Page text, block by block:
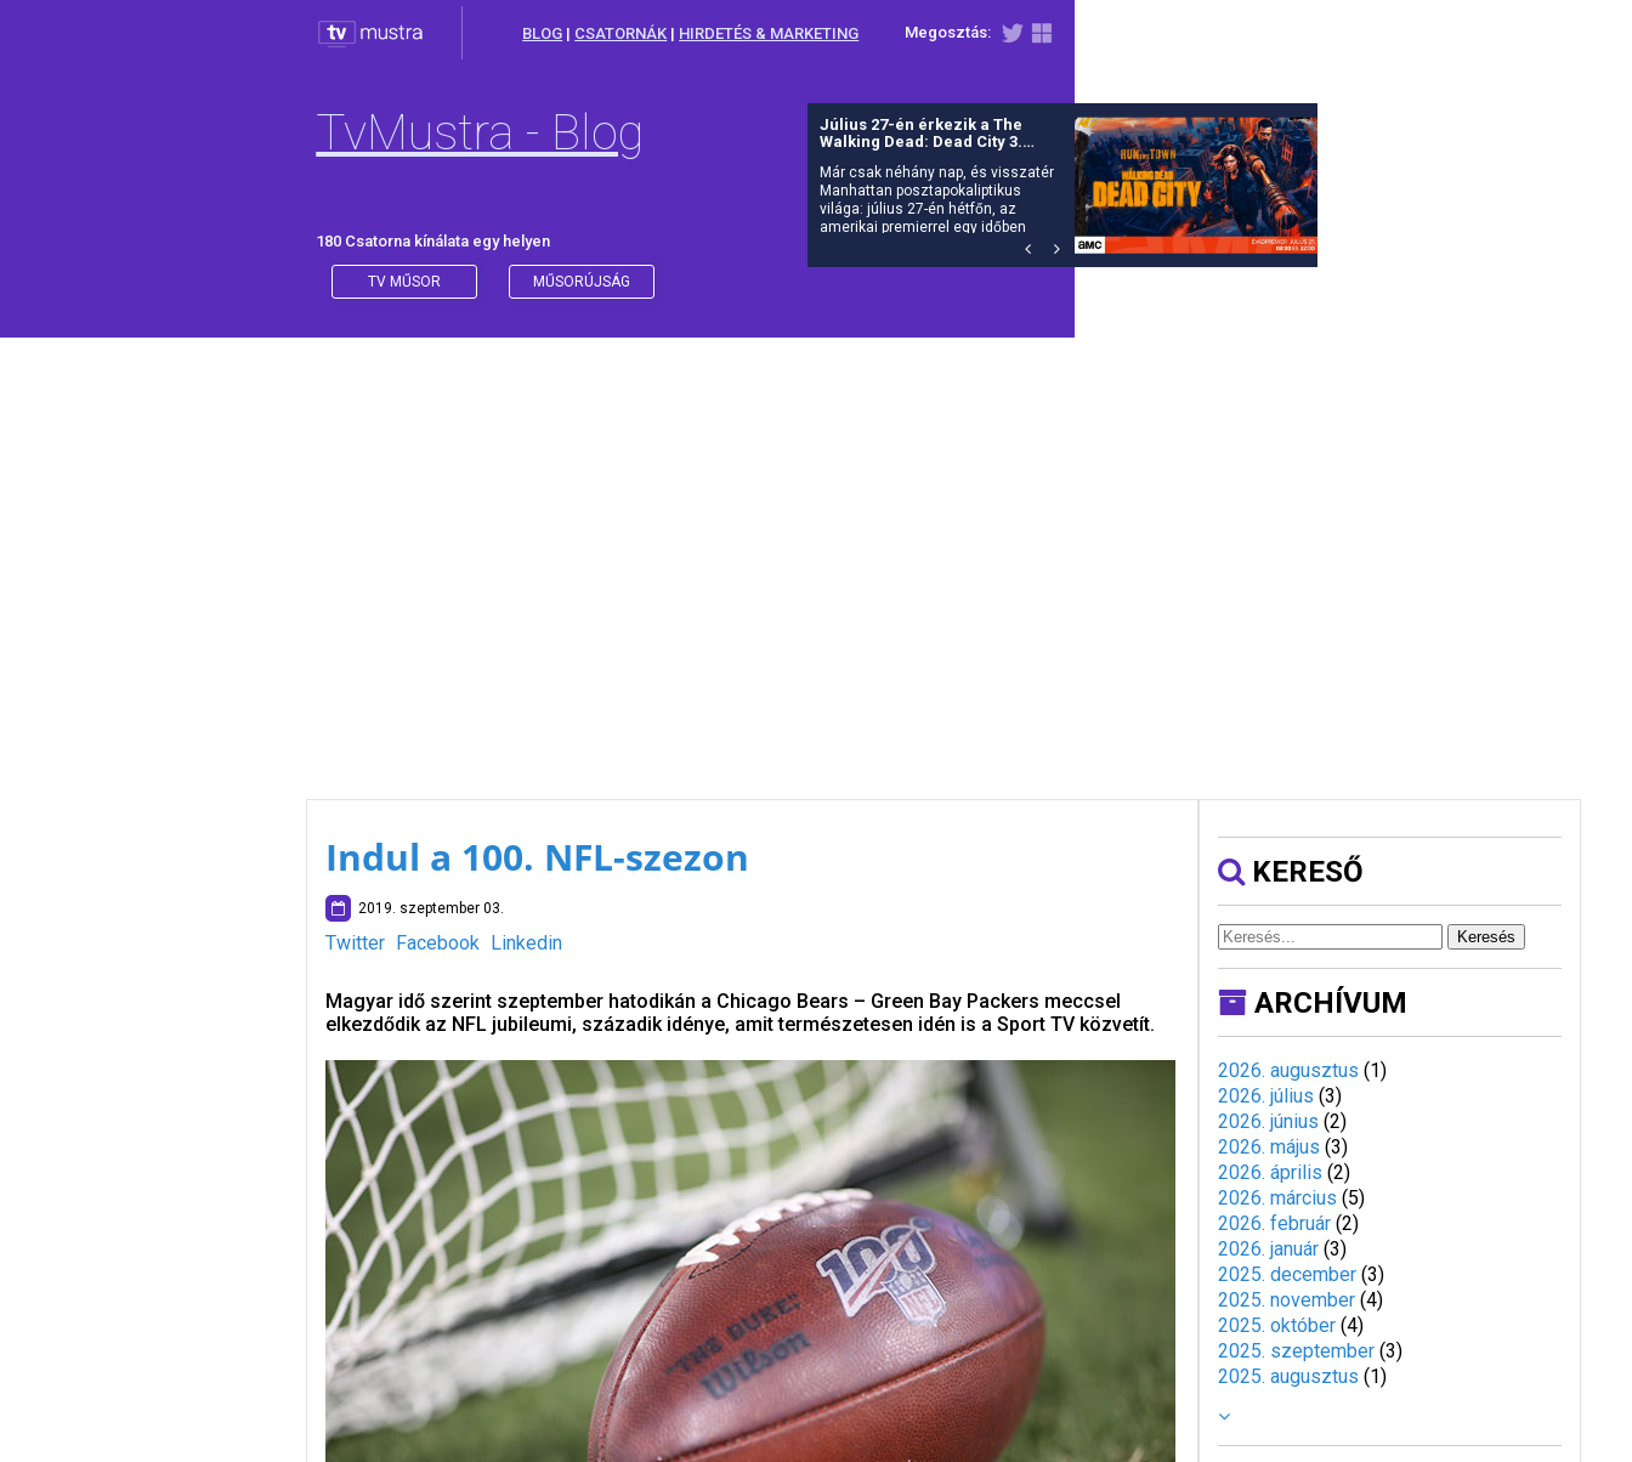
Megosztás:
BLOG | CSATORNÁK | HIRDETÉS & MARKETING
TvMustra - Blog
180 Csatorna kínálata egy helyen
TV MŰSOR MŰSORÚJSÁG
Július 27-én érkezik a The
Walking Dead: Dead City 3.
Már csak néhány nap, és visszatér
Manhattan posztapokaliptikus
világa: július 27-én hétfőn, az
amerikai premierrel egy időben
debütál itthon is az AMC-n a The
Indul a 100. NFL-szezon
2019. szeptember 03.
Twitter Facebook Linkedin
Magyar idő szerint szeptember hatodikán a Chicago Bears – Green Bay Packers meccsel
elkezdődik az NFL jubileumi, századik idénye, amit természetesen idén is a Sport TV közvetít.
KERESŐ
Keresés
ARCHÍVUM
2026. augusztus (1)
2026. július (3)
2026. június (2)
2026. május (3)
2026. április (2)
2026. március (5)
2026. február (2)
2026. január (3)
2025. december (3)
2025. november (4)
2025. október (4)
2025. szeptember (3)
2025. augusztus (1)